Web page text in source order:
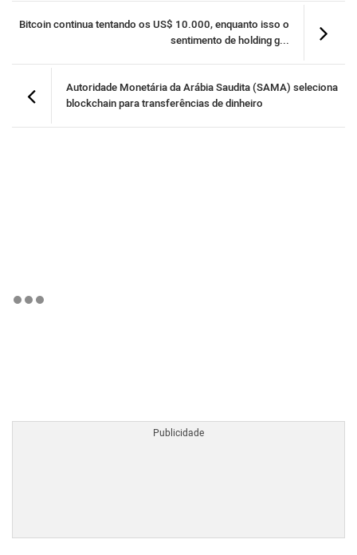
Bitcoin continua tentando os US$ 10.000, enquanto isso o
sentimento de holding g...
Autoridade Monetária da Arábia Saudita (SAMA) seleciona
blockchain para transferências de dinheiro